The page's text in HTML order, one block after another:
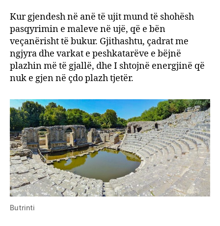
Kur gjendesh në anë të ujit mund të shohësh
pasqyrimin e maleve në ujë, që e bën
veçanërisht të bukur. Gjithashtu, çadrat me
ngjyra dhe varkat e peshkatarëve e bëjnë
plazhin më të gjallë, dhe I shtojnë energjinë që
nuk e gjen në çdo plazh tjetër.
Butrinti